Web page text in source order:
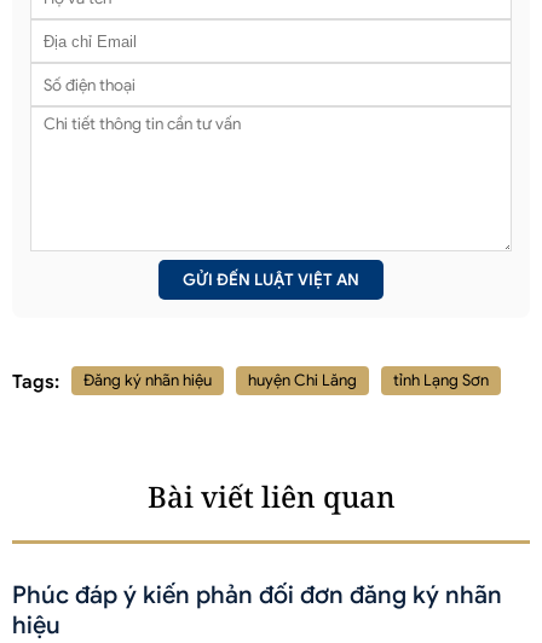
Tags: Đăng ký nhãn hiệu huyện Chi Lăng tỉnh Lạng Sơn
Bài viết liên quan
Phúc đáp ý kiến phản đối đơn đăng ký nhãn
hiệu